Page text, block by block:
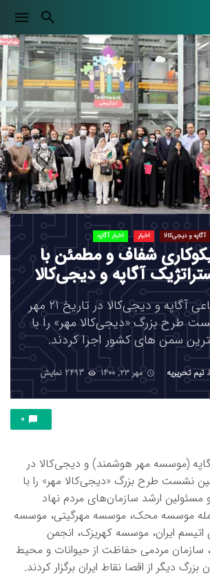
آگاپه و دیجی‌کالا اخبار اخبار آگاپه
شفاف و مطمئن با
آگاپه و دیجی‌کالا
استارتاپ اجتماعی آگاپه و دیجی‌کالا در تاریخ 21 مهر
نشست طرح بزرگ «دیجی‌کالا مهر» را با
سمن های کشور اجرا کردند.
تیم تحریریه مهر ۲۳, ۱۴۰۰ 2493 نمایش
0
(موسسه مهر هوشمند) و دیجی‌کالا در
۲۱ مهر ۱۴۰۰ اولین نشست طرح بزرگ «دیجی‌کالا مهر» را با
ارشد سازمان‌های مردم نهاد
موسسه محک، موسسه مهرگیتی، موسسه
ایران، موسسه کهریزک، انجمن
سازمان مردمی حفاظت از حیوانات و محیط
دیگر از اقصا نقاط ایران برگزار کردند.